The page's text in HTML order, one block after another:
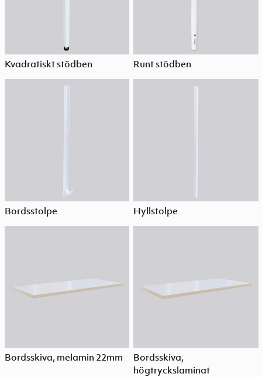
Kvadratiskt stödben Runt stödben
Bordsstolpe Hyllstolpe
Bordsskiva, melamin 22mm
Bordsskiva,
högtryckslaminat